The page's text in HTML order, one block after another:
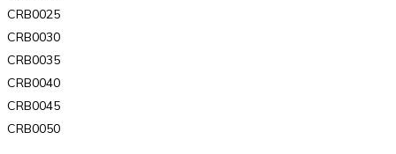
CRB0025
CRB0030
CRB0035
CRB0040
CRB0045
CRB0050